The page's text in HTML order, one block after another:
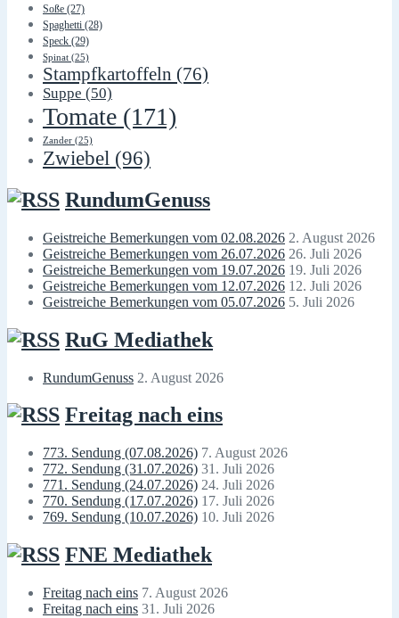
Soße (27)
Spaghetti (28)
Speck (29)
Spinat (25)
Stampfkartoffeln (76)
Suppe (50)
Tomate (171)
Zander (25)
Zwiebel (96)
RundumGenuss
Geistreiche Bemerkungen vom 02.08.2026 2. August 2026
Geistreiche Bemerkungen vom 26.07.2026 26. Juli 2026
Geistreiche Bemerkungen vom 19.07.2026 19. Juli 2026
Geistreiche Bemerkungen vom 12.07.2026 12. Juli 2026
Geistreiche Bemerkungen vom 05.07.2026 5. Juli 2026
RuG Mediathek
RundumGenuss 2. August 2026
Freitag nach eins
773. Sendung (07.08.2026) 7. August 2026
772. Sendung (31.07.2026) 31. Juli 2026
771. Sendung (24.07.2026) 24. Juli 2026
770. Sendung (17.07.2026) 17. Juli 2026
769. Sendung (10.07.2026) 10. Juli 2026
FNE Mediathek
Freitag nach eins 7. August 2026
Freitag nach eins 31. Juli 2026